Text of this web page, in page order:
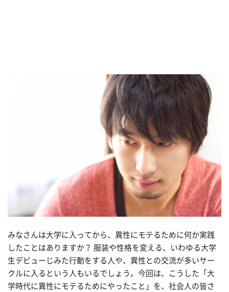
みなさんは大学に入ってから、異性にモテるために何か実践
したことはありますか？ 服装や性格を変える、いわゆる大学
生デビューじみた行動をする人や、異性との交流が多いサー
クルに入るという人もいるでしょう。今回は、こうした「大
学時代に異性にモテるためにやったこと」を、社会人の皆さ